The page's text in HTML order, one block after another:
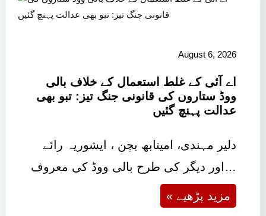
August 6, 2026
اے آئی کے غلط استعمال کے خلاف بالی
ووڈ ستاروں کی قانونی جنگ تیز: تبو بھی
عدالت پہنچ گئیں
دلیر مہندی، امیتابھ بچن ، ایشوریہ رائے
اور دیگر کی طرح بالی ووڈ کی معروف…
« مزید پڑھیے